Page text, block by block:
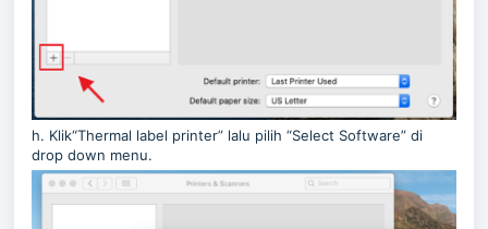
h. Klik“Thermal label printer” lalu pilih “Select Software” di
drop down menu.